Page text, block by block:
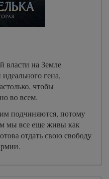
власти на Земле
гена,
чтобы
во всем.
подчиняются, потому
мы все еще живы как
отдать свою свободу